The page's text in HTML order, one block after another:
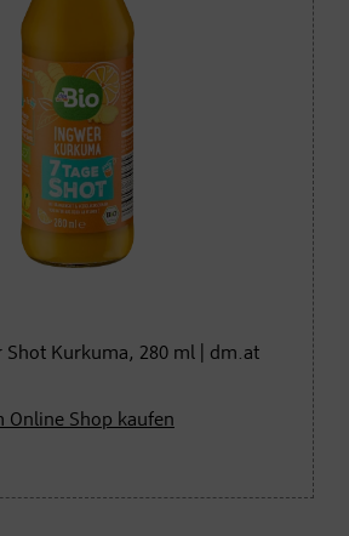
Shot Kurkuma, 280 ml | dm.at
Online Shop kaufen